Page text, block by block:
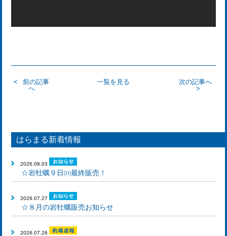
前の記事
へ
一覧を見る 次の記事へ
はらまる新着情報
2026.08.03
☆岩牡蠣９日㈰最終販売！
2026.07.27
☆８月の岩牡蠣販売お知らせ
2026.07.26